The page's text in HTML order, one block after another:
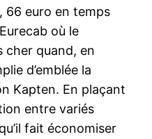
66 euro en temps
où le
cher quand, en
d’emblée la
Kapten. En plaçant
entre variés
fait économiser